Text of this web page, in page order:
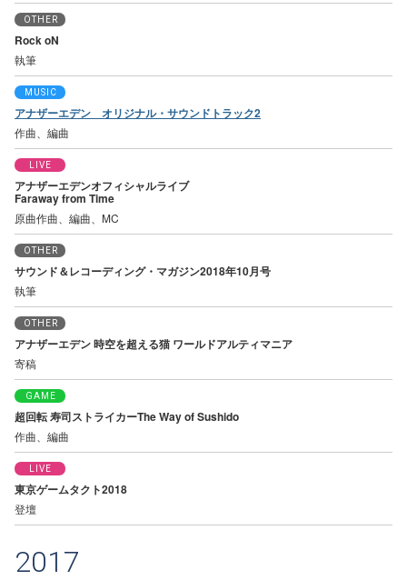
OTHER
Rock oN
執筆
MUSIC
アナザーエデン オリジナル・サウンドトラック2
作曲、編曲
LIVE
アナザーエデンオフィシャルライブ
Faraway from Time
原曲作曲、編曲、MC
OTHER
サウンド＆レコーディング・マガジン2018年10月号
執筆
OTHER
アナザーエデン 時空を超える猫 ワールドアルティマニア
寄稿
GAME
超回転 寿司ストライカーThe Way of Sushido
作曲、編曲
LIVE
東京ゲームタクト2018
登壇
2017